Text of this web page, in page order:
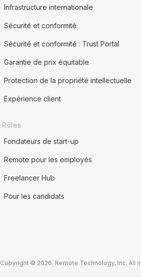
Infrastructure internationale
Sécurité et conformité
Sécurité et conformité : Trust Portal
Garantie de prix équitable
Protection de la propriété intellectuelle
Expérience client
Rôles
Fondateurs de start-up
Remote pour les employés
Freelancer Hub
Pour les candidats
Copyright © 2026. Remote Technology, Inc. All